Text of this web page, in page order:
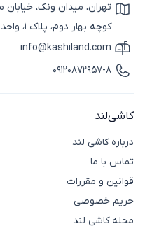
آیکون نقشه
تهران، میدان ونک، خیابان
کوچه بهار دوم، پلاک 1، واحد 6 و 7
آیکون ایمیل
info@kashiland.com
آیکون تماس
09120872957-8
کاشی‌لند
درباره کاشی لند
تماس با ما
قوانین و مقررات
حریم خصوصی
مجله کاشی لند